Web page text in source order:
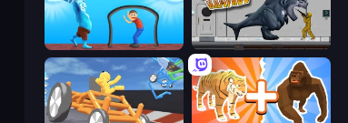
One Line Sharkosaurus Rampage